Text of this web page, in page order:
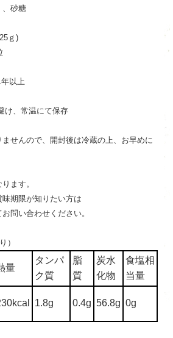
、砂糖
ｇ)
以上
け、常温にて保存
せんので、開封後は冷蔵の上、お早めに
ます。
期限が知りたい方は
問い合わせください。
）
量
タンパ
ク質
脂
質
炭水
化物
食塩相
当量
1.8g 0.4g 56.8g 0g